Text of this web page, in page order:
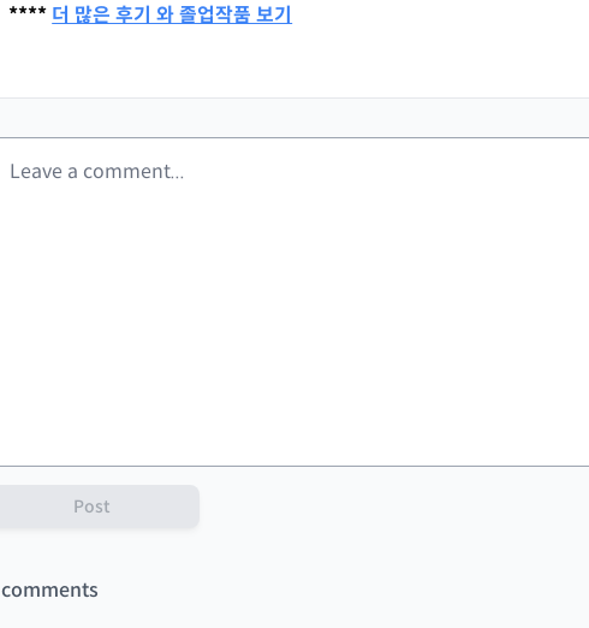
**** 더 많은 후기 와 졸업작품 보기
Post
comments